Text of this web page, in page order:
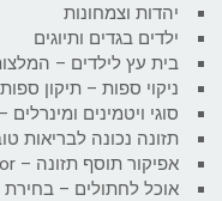
יהדות וצמחונות
ילדים בגדים ותיוגים
בית עץ לילדים –
ניקוי ספות – תיקון
סוגי ויטמינים
תזונה נכונה לבריאות
אפיקור תוסף תזונה – Epicor
אוכל לחתולים –